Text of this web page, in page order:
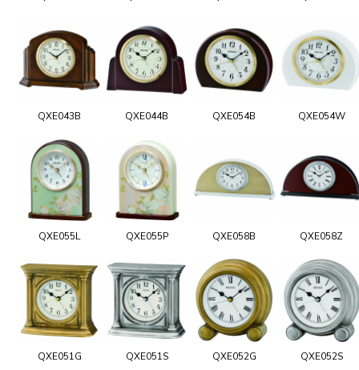
QXE043B QXE044B QXE054B QXE054W
QXE055L QXE055P QXE058B QXE058Z
QXE051G QXE051S QXE052G QXE052S